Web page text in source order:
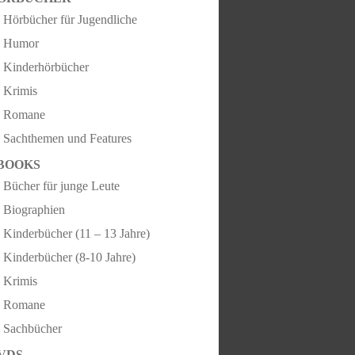
Hörbücher für Jugendliche
Humor
Kinderhörbücher
Krimis
Romane
Sachthemen und Features
Bücher für junge Leute
Biographien
Kinderbücher (11 – 13 Jahre)
Kinderbücher (8-10 Jahre)
Krimis
Romane
Sachbücher